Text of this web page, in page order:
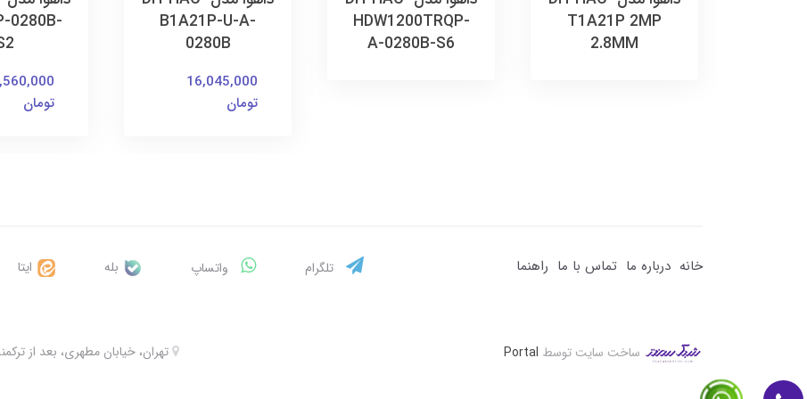
T1A21P 2MP
2.8MM
HDW1200TRQP-
A-0280B-S6
B1A21P-U-A-
0280B
16,045,000
تومان
0280B-
تومان
خانه درباره ما تماس با ما راهنما تلگرام واتساپ بله ایتا
ساخت سایت توسط Portal تهران، خیابان مطهری، بعد از ترکمنستان،